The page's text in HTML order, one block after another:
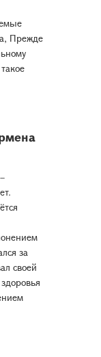
Прежде
за
своей